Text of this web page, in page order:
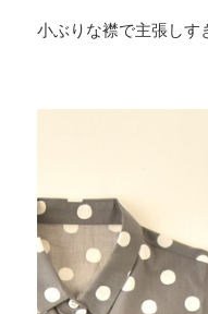
小ぶりな襟で主張しす